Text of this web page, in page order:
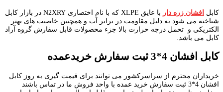
کابل افشان زره دار
با عایق XLPE که با نام اختصاری N2XRY در بازار کابل
شناخته می شود به دلیل مقاومت در برابر آب و همچنین خاصیت های بهتر
الکتریکی و تحمل درجه حرارت بالا جزء محصولات قابل سفارش گروه آراد
کابل می باشد.
کابل افشان 4*3 ثبت سفارش خریدعمده
خریداران محترم از سراسرکشور می توانند برای قیمت گیری به روز کابل
افشان 4*3 ثبت سفارش خرید عمده با واحد فروش ما در تماس باشند